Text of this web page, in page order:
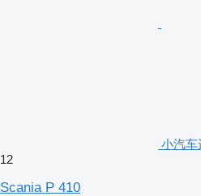
小汽车
12
Scania P 410